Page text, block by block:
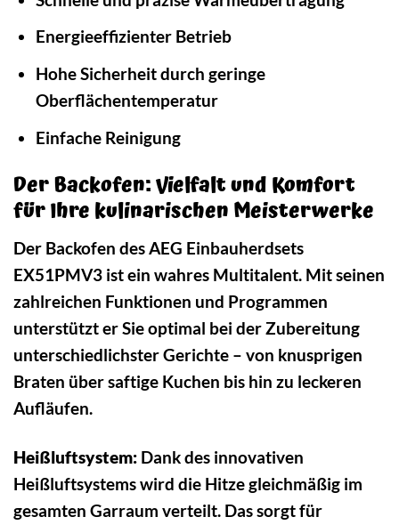
Energieeffizienter Betrieb
Hohe Sicherheit durch geringe
Oberflächentemperatur
Einfache Reinigung
Der Backofen: Vielfalt und Komfort
für Ihre kulinarischen Meisterwerke
Der Backofen des AEG Einbauherdsets
EX51PMV3 ist ein wahres Multitalent. Mit seinen
zahlreichen Funktionen und Programmen
unterstützt er Sie optimal bei der Zubereitung
unterschiedlichster Gerichte – von knusprigen
Braten über saftige Kuchen bis hin zu leckeren
Aufläufen.
Heißluftsystem: Dank des innovativen
Heißluftsystems wird die Hitze gleichmäßig im
gesamten Garraum verteilt. Das sorgt für